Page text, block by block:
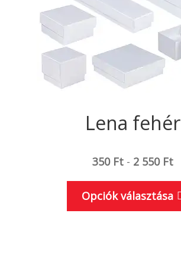
Lena fehér
350 Ft- 2 550 Ft
Opciók választása